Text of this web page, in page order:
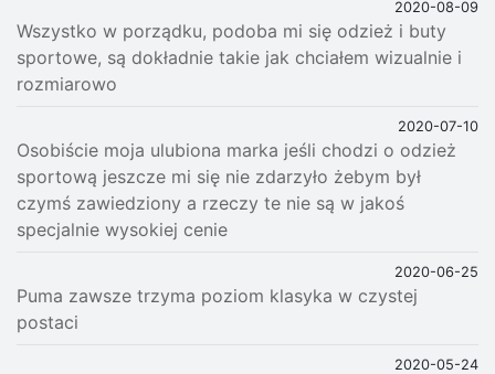
2020-08-09
Wszystko w porządku, podoba mi się odzież i buty
sportowe, są dokładnie takie jak chciałem wizualnie i
rozmiarowo
2020-07-10
Osobiście moja ulubiona marka jeśli chodzi o odzież
sportową jeszcze mi się nie zdarzyło żebym był
czymś zawiedziony a rzeczy te nie są w jakoś
specjalnie wysokiej cenie
2020-06-25
Puma zawsze trzyma poziom klasyka w czystej
postaci
2020-05-24